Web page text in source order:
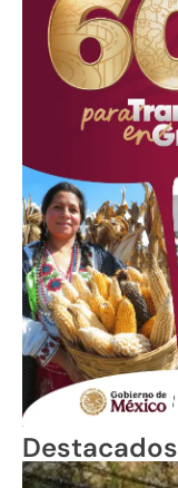
Destacados